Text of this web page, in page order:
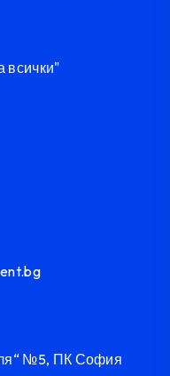
всички"
№5, ПК София